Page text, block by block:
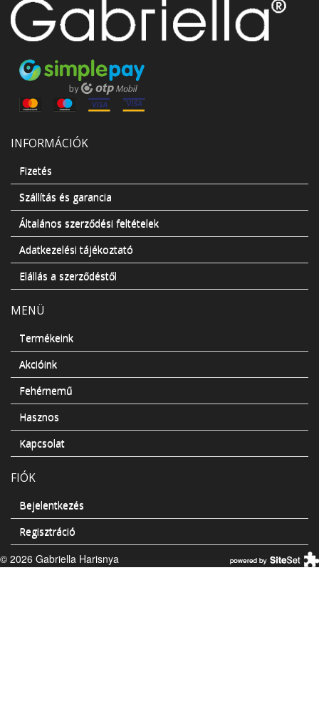
INFORMÁCIÓK
Fizetés
Szállítás és garancia
Általános szerződési feltételek
Adatkezelési tájékoztató
Elállás a szerződéstől
MENÜ
Termékeink
Akcióink
Fehérnemű
Hasznos
Kapcsolat
FIÓK
Bejelentkezés
Regisztráció
© 2026 Gabriella Harisnya